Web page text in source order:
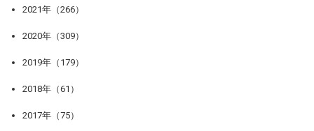
2021年（266）
2020年（309）
2019年（179）
2018年（61）
2017年（75）